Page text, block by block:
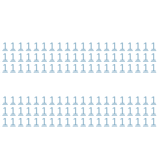
1 1 1 1 1 1 1 1 1 1 1 1 1 1 1 1 1 1 1 1
1 1 1 1 1 1 1 1 1 1 1 1 1 1 1 1 1 1 1 1
1 1 1 1 1 1 1 1 1 1 1 1 1 1 1 1 1 1 1 1
1 1 1 1 1 1 1 1 1 1 1 1 1 1 1 1 1 1 1 1
1 1 1 1 1 1 1 1 1 1 1 1 1 1 1 1 1 1 1 1
1 1 1 1 1 1 1 1 1 1 1 1 1 1 1 1 1 1 1 1